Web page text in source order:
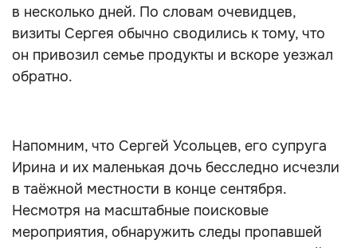
в несколько дней. По словам очевидцев,
визиты Сергея обычно сводились к тому, что
он привозил семье продукты и вскоре уезжал
обратно.
Напомним, что Сергей Усольцев, его супруга
Ирина и их маленькая дочь бесследно исчезли
в таёжной местности в конце сентября.
Несмотря на масштабные поисковые
мероприятия, обнаружить следы пропавшей